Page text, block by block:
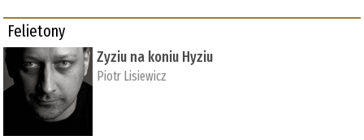
Felietony
Zyziu na koniu Hyziu
Piotr Lisiewicz